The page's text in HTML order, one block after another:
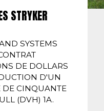
STRYKER
SYSTEMS
DE DOLLARS
D'UN
DE CINQUANTE
(DVH) 1A.